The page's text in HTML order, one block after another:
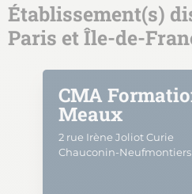
Établissement(s)
Paris et Île-de-
CMA
Meaux
2 rue Irène Joliot Curie
Chauconin-Neufmontiers